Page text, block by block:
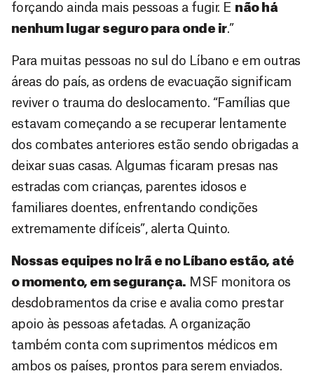
forçando ainda mais pessoas a fugir. E não há
nenhum lugar seguro para onde ir.”
Para muitas pessoas no sul do Líbano e em outras
áreas do país, as ordens de evacuação significam
reviver o trauma do deslocamento. “Famílias que
estavam começando a se recuperar lentamente
dos combates anteriores estão sendo obrigadas a
deixar suas casas. Algumas ficaram presas nas
estradas com crianças, parentes idosos e
familiares doentes, enfrentando condições
extremamente difíceis”, alerta Quinto.
Nossas equipes no Irã e no Líbano estão, até
o momento, em segurança. MSF monitora os
desdobramentos da crise e avalia como prestar
apoio às pessoas afetadas. A organização
também conta com suprimentos médicos em
ambos os países, prontos para serem enviados.